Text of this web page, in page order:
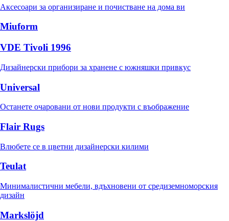
Аксесоари за организиране и почистване на дома ви
Miuform
VDE Tivoli 1996
Дизайнерски прибори за хранене с южняшки привкус
Universal
Останете очаровани от нови продукти с въображение
Flair Rugs
Влюбете се в цветни дизайнерски килими
Teulat
Минималистични мебели, вдъхновени от средиземноморския
дизайн
Markslöjd